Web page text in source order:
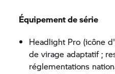
Équipement de série
Headlight Pro (icône
de virage adaptatif ;
réglementations